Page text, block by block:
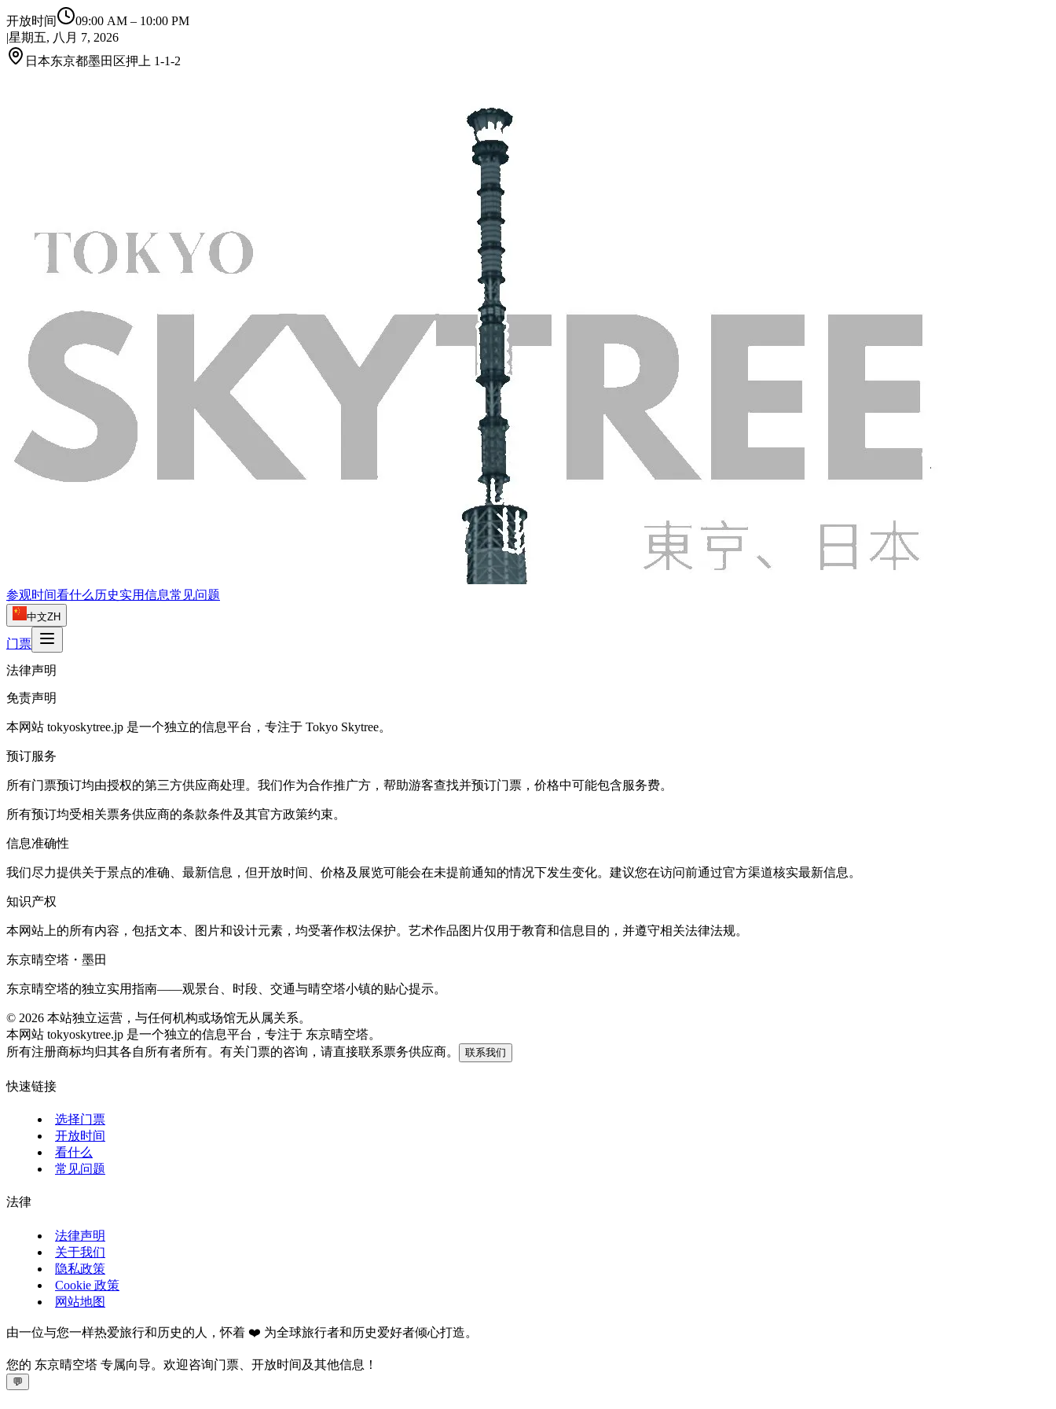
开放时间 09:00 AM – 10:00 PM
|星期五, 八月 7, 2026
日本东京都墨田区押上 1-1-2
参观时间看什么 历史实用信息常见问题
中文ZH
门票
法律声明
免责声明
本网站 tokyoskytree.jp 是一个独立的信息平台，专注于 Tokyo Skytree。
预订服务
所有门票预订均由授权的第三方供应商处理。我们作为合作推广方，帮助游客查找并预订门票，价格中可能包含服务费。
所有预订均受相关票务供应商的条款条件及其官方政策约束。
信息准确性
我们尽力提供关于景点的准确、最新信息，但开放时间、价格及展览可能会在未提前通知的情况下发生变化。建议您在访问前通过官方渠道核实最新信息。
知识产权
本网站上的所有内容，包括文本、图片和设计元素，均受著作权法保护。艺术作品图片仅用于教育和信息目的，并遵守相关法律法规。
东京晴空塔・墨田
东京晴空塔的独立实用指南——观景台、时段、交通与晴空塔小镇的贴心提示。
© 2026 本站独立运营，与任何机构或场馆无从属关系。
本网站 tokyoskytree.jp 是一个独立的信息平台，专注于 东京晴空塔。
所有注册商标均归其各自所有者所有。有关门票的咨询，请直接联系票务供应商。
联系我们
快速链接
选择门票
开放时间
看什么
常见问题
法律
法律声明
关于我们
隐私政策
Cookie 政策
网站地图
由一位与您一样热爱旅行和历史的人，怀着 ❤️ 为全球旅行者和历史爱好者倾心打造。
您的 东京晴空塔 专属向导。欢迎咨询门票、开放时间及其他信息！
💬